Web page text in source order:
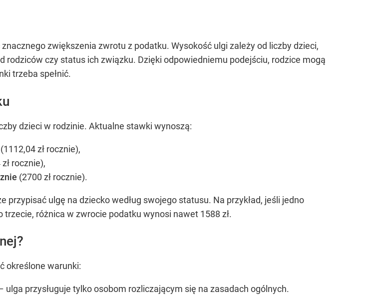
zwiększenia zwrotu z podatku. Wysokość ulgi zależy od liczby dzieci,
rodziców czy status ich związku. Dzięki odpowiedniemu podejściu, rodzice mogą
trzeba spełnić.
dzieci w rodzinie. Aktualne stawki wynoszą:
(1112,04 zł rocznie),
rocznie),
(2700 zł rocznie).
ulgę na dziecko według swojego statusu. Na przykład, jeśli jedno
różnica w zwrocie podatku wynosi nawet 1588 zł.
określone warunki:
ulga przysługuje tylko osobom rozliczającym się na zasadach ogólnych.